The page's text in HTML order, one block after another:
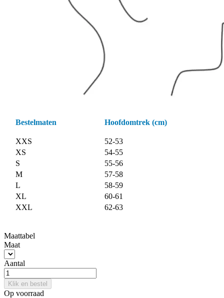
Bestelmaten Hoofdomtrek (cm)
XXS
52-53
XS
54-55
S
55-56
M
57-58
L
58-59
XL
60-61
XXL
62-63
Maattabel
Maat
Aantal
Klik en bestel
Op voorraad